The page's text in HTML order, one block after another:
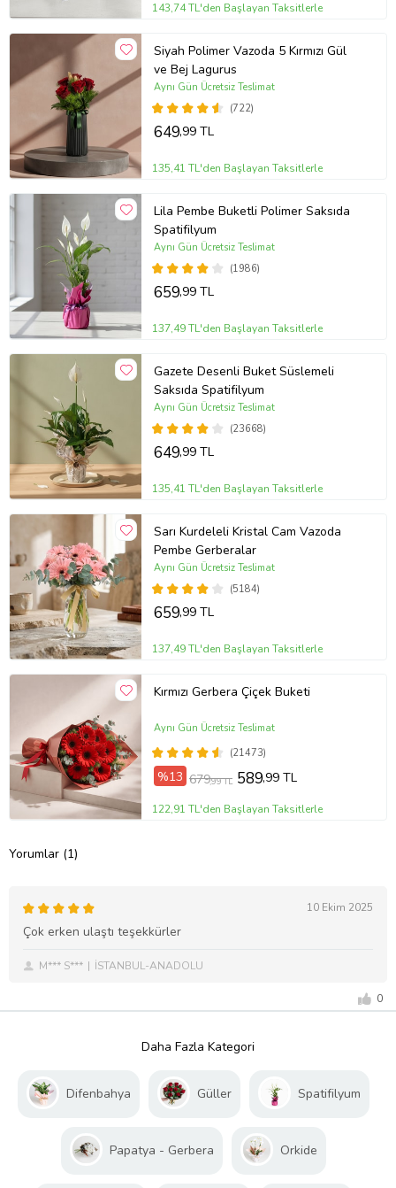
143,74 TL'den Başlayan Taksitlerle
Siyah Polimer Vazoda 5 Kırmızı Gül
ve Bej Lagurus
(722)
Aynı Gün Ücretsiz Teslimat
649,99 TL
135,41 TL'den Başlayan Taksitlerle
Lila Pembe Buketli Polimer Saksıda
Spatifilyum
(1986)
Aynı Gün Ücretsiz Teslimat
659,99 TL
137,49 TL'den Başlayan Taksitlerle
Gazete Desenli Buket Süslemeli
Saksıda Spatifilyum
(23668)
Aynı Gün Ücretsiz Teslimat
649,99 TL
135,41 TL'den Başlayan Taksitlerle
Sarı Kurdeleli Kristal Cam Vazoda
Pembe Gerberalar
(5184)
Aynı Gün Ücretsiz Teslimat
659,99 TL
137,49 TL'den Başlayan Taksitlerle
Kırmızı Gerbera Çiçek Buketi
(21473)
Aynı Gün Ücretsiz Teslimat
%13 679,99 TL 589,99 TL
122,91 TL'den Başlayan Taksitlerle
Yorumlar (1)
10 Ekim 2025
Çok erken ulaştı teşekkürler
M*** S*** İSTANBUL-ANADOLU
0
Daha Fazla Kategori
Difenbahya Güller Spatifilyum
Papatya - Gerbera Orkide